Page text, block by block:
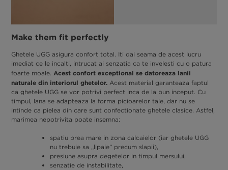
Make them fit perfectly
Ghetele UGG asigura confort total. Iti dai seama de acest lucru
imediat ce le incalti, intrucat ai senzatia ca te invelesti cu o patura
foarte moale. Acest confort exceptional se datoreaza lanii
naturale din interiorul ghetelor. Acest material garanteaza faptul
ca ghetele UGG se vor potrivi perfect inca de la bun inceput. Cu
timpul, lana se adapteaza la forma picioarelor tale, dar nu se
intinde ca pielea din care sunt confectionate ghetele clasice. Astfel,
marimea nepotrivita poate insemna:
spatiu prea mare in zona calcaielor (iar ghetele UGG
nu trebuie sa „lipaie” precum slapii),
presiune asupra degetelor in timpul mersului,
senzatie de instabilitate,